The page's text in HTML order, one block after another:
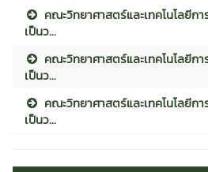
คณะวิทยาศาสตร์และเทคโนโลยีก
เป็นว...
คณะวิทยาศาสตร์และเทคโนโลยีก
เป็นว...
คณะวิทยาศาสตร์และเทคโนโลยีก
เป็นว...